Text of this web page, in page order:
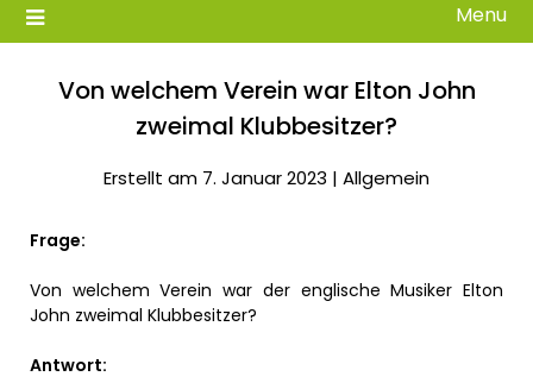
Menu
Von welchem Verein war Elton John
zweimal Klubbesitzer?
Erstellt am 7. Januar 2023 | Allgemein
Frage:
Von welchem Verein war der englische Musiker Elton
John zweimal Klubbesitzer?
Antwort: